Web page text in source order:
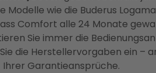
Modelle wie die Buderus
Comfort alle 24 Monate
Sie immer die
die Herstellervorgaben ein –
Ihrer Garantieansprüche.